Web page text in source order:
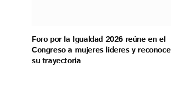
Foro por la Igualdad 2026 reúne en el
Congreso a mujeres líderes y reconoce
su trayectoria